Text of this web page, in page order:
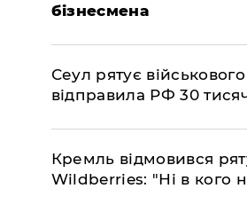
бізнесмена
​Сеул рятує
відправила РФ 30
​Кремль відмовився
Wildberries: "Ні в кого